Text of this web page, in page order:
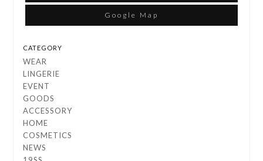
Google Map
CATEGORY
WEAR
LINGERIE
EVENT
GOODS
ACCESSORY
HOME
COSMETICS
NEWS